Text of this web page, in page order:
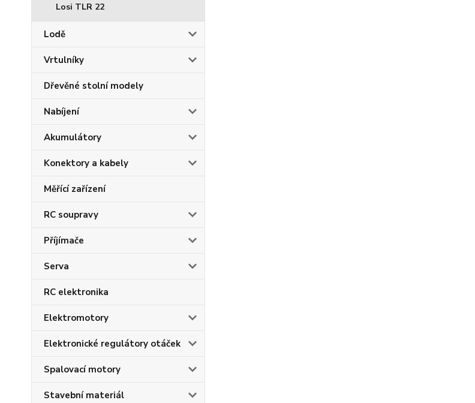
Losi TLR 22
Lodě
Vrtulníky
Dřevěné stolní modely
Nabíjení
Akumulátory
Konektory a kabely
Měřící zařízení
RC soupravy
Příjímače
Serva
RC elektronika
Elektromotory
Elektronické regulátory otáček
Spalovací motory
Stavební materiál